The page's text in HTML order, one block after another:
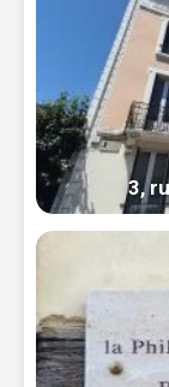
3,